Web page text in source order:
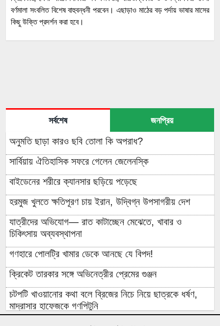
বর্ণমালা সংবলিত বিশেষ বাহুবন্ধনী পরবেন। এছাড়াও মাঠের বড় পর্দায় ভাষার মাসের
কিছু উক্তি প্রদর্শন করা হবে।
সর্বশেষ জনপ্রিয়
অনুমতি ছাড়া কারও ছবি তোলা কি অপরাধ?
সার্বিয়ায় ঐতিহাসিক সফরে গেলেন জেলেনস্কি
বাইডেনের শরীরে ক্যানসার ছড়িয়ে পড়েছে
হরমুজ খুলতে ক্ষতিপূরণ চায় ইরান, উদ্বিগ্ন উপসাগরীয় দেশ
যাত্রীদের অভিযোগ— রাত কাটাচ্ছেন মেঝেতে, খাবার ও
চিকিৎসায় অব্যবস্থাপনা
গণহারে পোলট্রি খামার ডেকে আনছে যে বিপদ!
ক্রিকেট তারকার সঙ্গে অভিনেত্রীর প্রেমের গুঞ্জন
চটপটি খাওয়ানোর কথা বলে ব্রিজের নিচে নিয়ে ছাত্রকে ধর্ষণ,
মাদ্রাসার হাফেজকে গণপিটুনি